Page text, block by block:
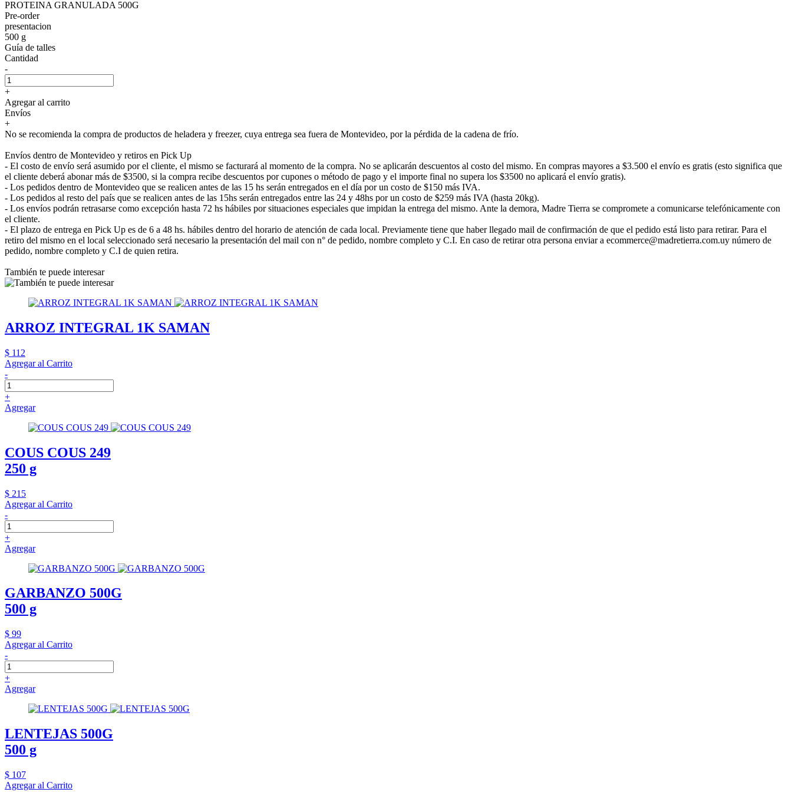
PROTEINA GRANULADA 500G
Pre-order
presentacion
500 g
Guía de talles
Cantidad
-
+
Agregar al carrito
Envíos
+
No se recomienda la compra de productos de heladera y freezer, cuya entrega sea fuera de Montevideo, por la pérdida de la cadena de frío.
Envíos dentro de Montevideo y retiros en Pick Up
- El costo de envío será asumido por el cliente, el mismo se facturará al momento de la compra. No se aplicarán descuentos al costo del mismo. En compras mayores a $3.500 el envío es gratis (esto significa que
el cliente deberá abonar más de $3500, si la compra recibe descuentos por cupones o método de pago y el importe final no supera los $3500 no aplicará el envío gratis).
- Los pedidos dentro de Montevideo que se realicen antes de las 15 hs serán entregados en el día por un costo de $150 más IVA.
- Los pedidos al resto del país que se realicen antes de las 15hs serán entregados entre las 24 y 48hs por un costo de $259 más IVA (hasta 20kg).
- Los envíos podrán retrasarse como excepción hasta 72 hs hábiles por situaciones especiales que impidan la entrega del mismo. Ante la demora, Madre Tierra se compromete a comunicarse telefónicamente con
el cliente.
- El plazo de entrega en Pick Up es de 6 a 48 hs. hábiles dentro del horario de atención de cada local. Previamente tiene que haber llegado mail de confirmación de que el pedido está listo para retirar. Para el
retiro del mismo en el local seleccionado será necesario la presentación del mail con n° de pedido, nombre completo y C.I. En caso de retirar otra persona enviar a ecommerce@madretierra.com.uy número de
pedido, nombre completo y C.I de quien retira.
También te puede interesar
ARROZ INTEGRAL 1K SAMAN
$ 112
Agregar al Carrito
-
+
Agregar
COUS COUS 249
250 g
$ 215
Agregar al Carrito
-
+
Agregar
GARBANZO 500G
500 g
$ 99
Agregar al Carrito
-
+
Agregar
LENTEJAS 500G
500 g
$ 107
Agregar al Carrito